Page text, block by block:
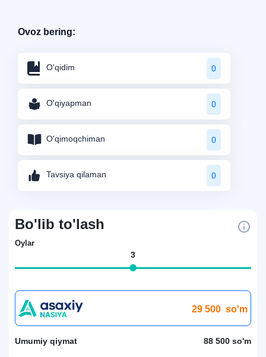
Ovoz bering:
O'qidim 0
O'qiyapman 0
O'qimoqchiman 0
Tavsiya qilaman 0
Bo'lib to'lash
Oylar
3
29 500 so'm
Umumiy qiymat 88 500 so'm